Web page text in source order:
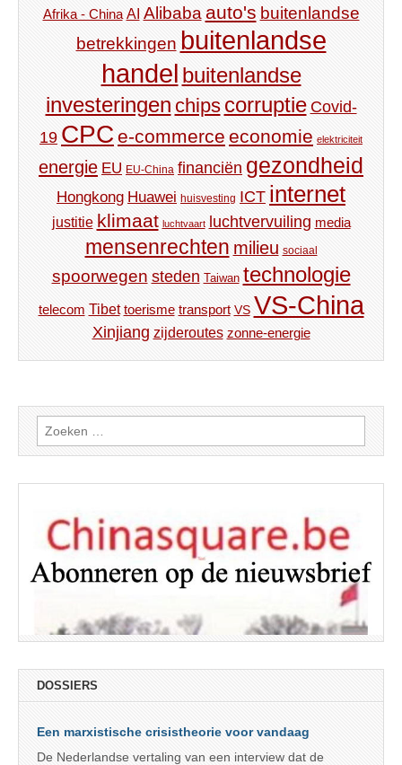
Afrika - China AI Alibaba auto's buitenlandse
betrekkingen buitenlandse
handel buitenlandse
investeringen chips corruptie Covid-
19 CPC e-commerce economie elektriciteit
energie EU EU-China financiën gezondheid
Hongkong Huawei huisvesting ICT internet
justitie klimaat luchtvaart luchtvervuiling media
mensenrechten milieu sociaal
spoorwegen steden Taiwan technologie
telecom Tibet toerisme transport VS VS-China
Xinjiang zijderoutes zonne-energie
Zoeken
naar:
DOSSIERS
Een marxistische crisistheorie voor vandaag
De Nederlandse vertaling van een interview dat de